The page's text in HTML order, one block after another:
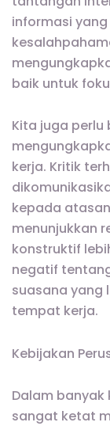
informasi
baik untuk
Kita juga
kerja. Kritik
kepada
menunjukkan
konstruktif
negatif
suasana yang
tempat kerja.
Kebijakan
Dalam banyak
sangat ketat